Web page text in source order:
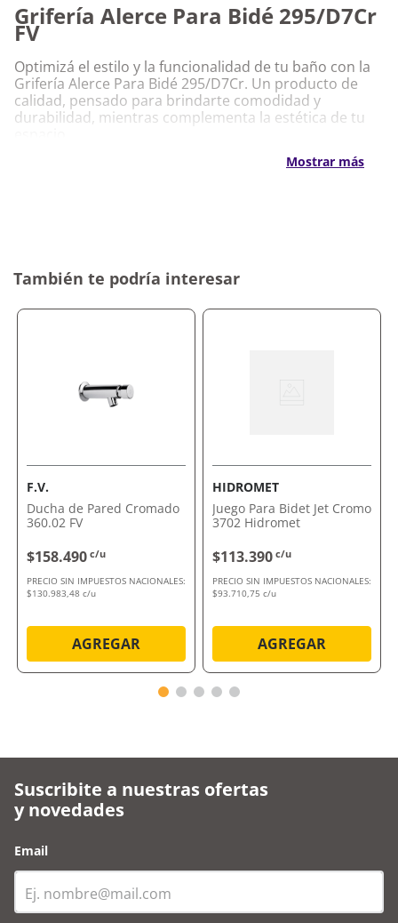
Grifería Alerce Para Bidé 295/D7Cr
FV
Optimizá el estilo y la funcionalidad de tu baño con la
Grifería Alerce Para Bidé 295/D7Cr. Un producto de
calidad, pensado para brindarte comodidad y
durabilidad, mientras complementa la estética de tu
Características Destacadas Grifería Alerce
garantizar su durabilidad
Fácil de instalar y mantener, ideal para optimizar tu
Válvula de control precisa para un flujo de agua
295/D7Cr FV
estilizado.
Comprálo ahora con envío a domicilio o retiro en
tienda.
Mostrar más
También te podría interesar
F.V.
Ducha de Pared Cromado
360.02 FV
$158.490 c/u
PRECIO SIN IMPUESTOS NACIONALES:
$130.983,48 c/u
AGREGAR
HIDROMET
Juego Para Bidet Jet Cromo
3702 Hidromet
$113.390 c/u
PRECIO SIN IMPUESTOS NACIONALES:
$93.710,75 c/u
AGREGAR
Suscribite a nuestras ofertas
y novedades
Email